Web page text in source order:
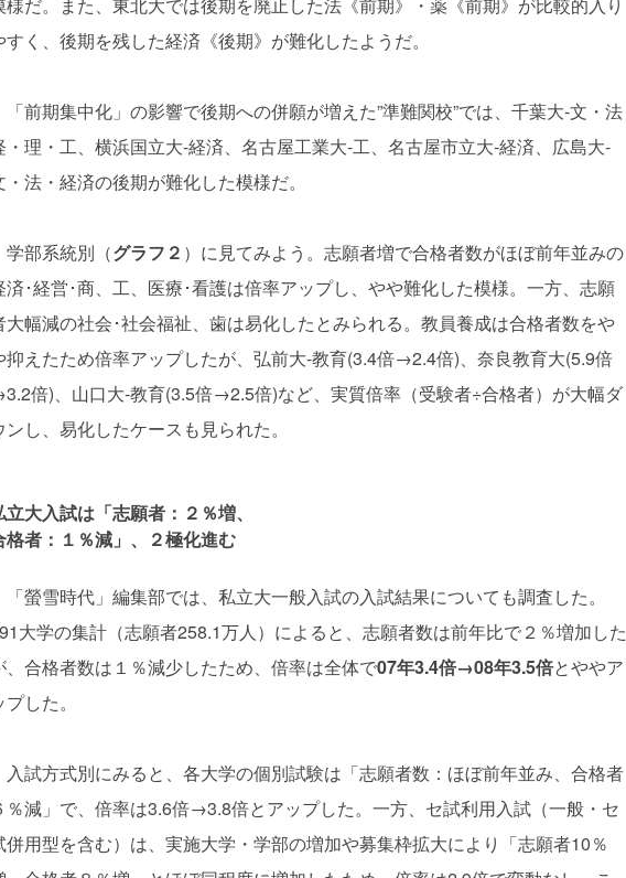
すく、後期を残した経済《後期》が難化したようだ。
「前期集中化」の影響で後期への併願が増えた”準難関校”では、千葉大‐文・法
・理・工、横浜国立大‐経済、名古屋工業大‐工、名古屋市立大‐経済、広島大‐
・法・経済の後期が難化した模様だ。
学部系統別（グラフ２ ）に見てみよう。志願者増で合格者数がほぼ前年並みの
済･経営･商、工、医療･看護は倍率アップし、やや難化した模様。一方、志願
大幅減の社会･社会福祉、歯は易化したとみられる。教員養成は合格者数をや
抑えたため倍率アップしたが、弘前大‐教育(3.4倍→2.4倍)、奈良教育大(5.9倍
倍)、山口大‐教育(3.5倍→2.5倍)など、実質倍率（受験者÷合格者）が大幅ダ
ンし、易化したケースも見られた。
立大入試は「志願者：２％増、
格者：１％減」、２極化進む
「螢雪時代」編集部では、私立大一般入試の入試結果についても調査した。
大学の集計（志願者258.1万人）によると、志願者数は前年比で２％増加した
、合格者数は１％減少したため、倍率は全体で07年3.4倍→08年3.5倍とややア
プした。
入試方式別にみると、各大学の個別試験は「志願者数：ほぼ前年並み、合格者
％減」で、倍率は3.6倍→3.8倍とアップした。一方、セ試利用入試（一般・セ
併用型を含む）は、実施大学・学部の増加や募集枠拡大により「志願者10％